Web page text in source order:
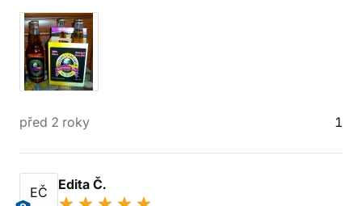
před 2 roky 1
EČ Edita Č.